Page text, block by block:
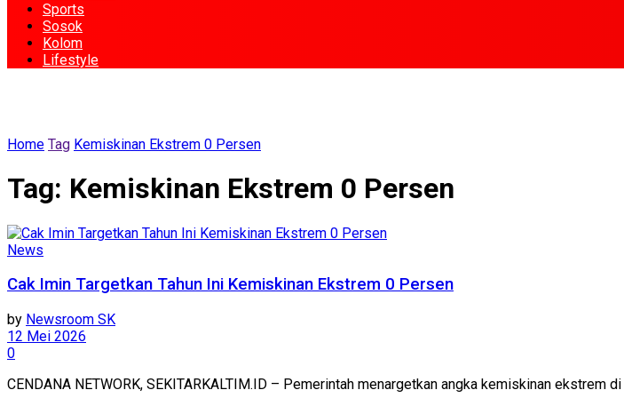
Sports
Sosok
Kolom
Lifestyle
Home Tag Kemiskinan Ekstrem 0 Persen
Tag: Kemiskinan Ekstrem 0 Persen
News
Cak Imin Targetkan Tahun Ini Kemiskinan Ekstrem 0 Persen
by Newsroom SK
12 Mei 2026
0
CENDANA NETWORK, SEKITARKALTIM.ID – Pemerintah menargetkan angka kemiskinan